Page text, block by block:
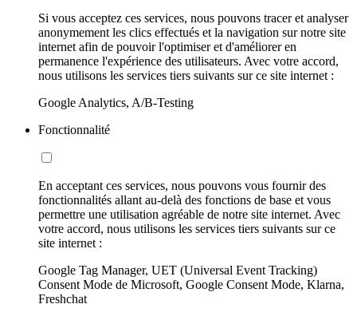
Si vous acceptez ces services, nous pouvons tracer et analyser
anonymement les clics effectués et la navigation sur notre site
internet afin de pouvoir l'optimiser et d'améliorer en
permanence l'expérience des utilisateurs. Avec votre accord,
nous utilisons les services tiers suivants sur ce site internet :
Google Analytics, A/B-Testing
Fonctionnalité
En acceptant ces services, nous pouvons vous fournir des
fonctionnalités allant au-delà des fonctions de base et vous
permettre une utilisation agréable de notre site internet. Avec
votre accord, nous utilisons les services tiers suivants sur ce
site internet :
Google Tag Manager, UET (Universal Event Tracking)
Consent Mode de Microsoft, Google Consent Mode, Klarna,
Freshchat